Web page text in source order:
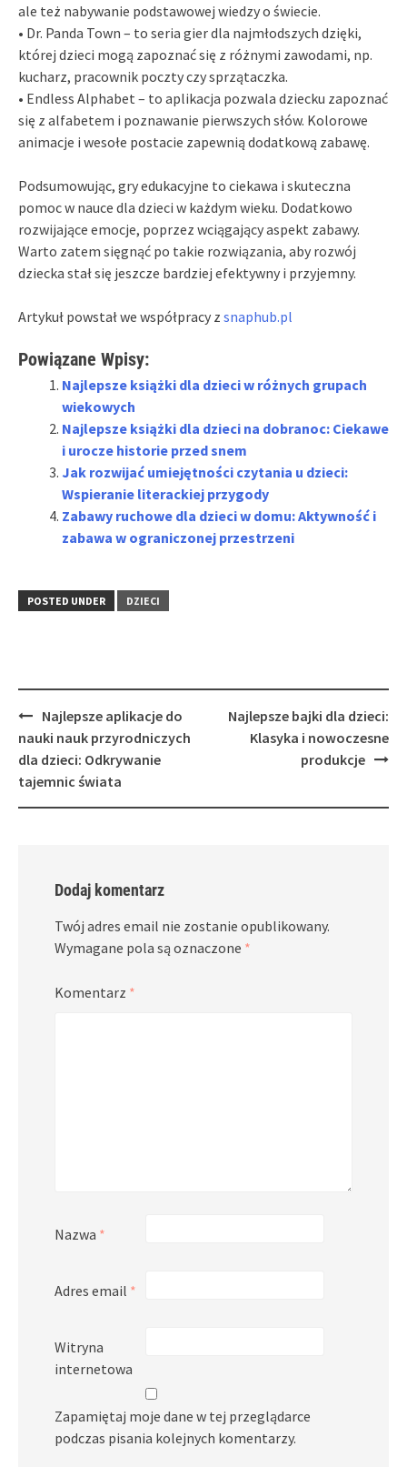
ale też nabywanie podstawowej wiedzy o świecie.
• Dr. Panda Town – to seria gier dla najmłodszych dzięki,
której dzieci mogą zapoznać się z różnymi zawodami, np.
kucharz, pracownik poczty czy sprzątaczka.
• Endless Alphabet – to aplikacja pozwala dziecku zapoznać
się z alfabetem i poznawanie pierwszych słów. Kolorowe
animacje i wesołe postacie zapewnią dodatkową zabawę.
Podsumowując, gry edukacyjne to ciekawa i skuteczna
pomoc w nauce dla dzieci w każdym wieku. Dodatkowo
rozwijające emocje, poprzez wciągający aspekt zabawy.
Warto zatem sięgnąć po takie rozwiązania, aby rozwój
dziecka stał się jeszcze bardziej efektywny i przyjemny.
Artykuł powstał we współpracy z snaphub.pl
Powiązane Wpisy:
Najlepsze książki dla dzieci w różnych grupach
wiekowych
Najlepsze książki dla dzieci na dobranoc: Ciekawe
i urocze historie przed snem
Jak rozwijać umiejętności czytania u dzieci:
Wspieranie literackiej przygody
Zabawy ruchowe dla dzieci w domu: Aktywność i
zabawa w ograniczonej przestrzeni
POSTED UNDER DZIECI
Post
navigation
Najlepsze aplikacje do
nauki nauk przyrodniczych
dla dzieci: Odkrywanie
tajemnic świata
Najlepsze bajki dla dzieci:
Klasyka i nowoczesne
produkcje
Dodaj komentarz
Twój adres email nie zostanie opublikowany.
Wymagane pola są oznaczone *
Komentarz *
Nazwa *
Adres email *
Witryna
internetowa
Zapamiętaj moje dane w tej przeglądarce
podczas pisania kolejnych komentarzy.